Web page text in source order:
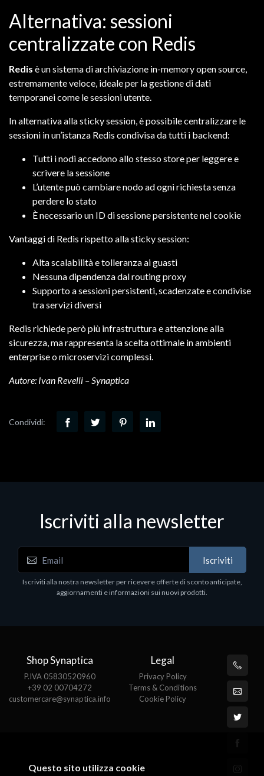
Alternativa: sessioni
centralizzate con Redis
Redis è un sistema di archiviazione in-memory open source,
estremamente veloce, ideale per la gestione di dati
temporanei come le sessioni utente.
In alternativa alla sticky session, è possibile centralizzare le
sessioni in un’istanza Redis condivisa da tutti i backend:
Tutti i nodi accedono allo stesso store per leggere e
scrivere la sessione
L’utente può cambiare nodo ad ogni richiesta senza
perdere lo stato
È necessario un ID di sessione persistente nel cookie
Vantaggi di Redis rispetto alla sticky session:
Alta scalabilità e tolleranza ai guasti
Nessuna dipendenza dal routing proxy
Supporto a sessioni persistenti, scadenzate e condivise
tra servizi diversi
Redis richiede però più infrastruttura e attenzione alla
sicurezza, ma rappresenta la scelta ottimale in ambienti
enterprise o microservizi complessi.
Autore: Ivan Revelli – Synaptica
Condividi:
Iscriviti alla newsletter
Iscriviti
Iscriviti alla nostra newsletter per ricevere offerte di sconto anticipate,
aggiornamenti e informazioni sui nuovi prodotti.
Shop Synaptica
P.IVA 05830520960
+39 02 00704272
customercare@synaptica.info
Legal
Privacy Policy
Terms & Conditions
Cookie Policy
Questo sito utilizza cookie